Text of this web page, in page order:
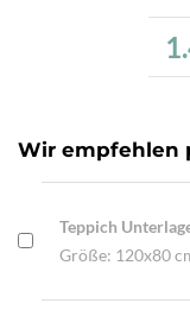
Neu
Verarbeitung:
Wir empfehlen
Teppich
Größe: 120x80